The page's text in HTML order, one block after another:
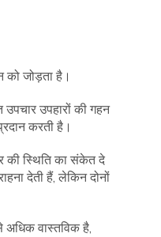
को जोड़ता है।
उपचार उपहारों की गहन
करती है।
की स्थिति का संकेत दे
देती हैं, लेकिन दोनों
वास्तविक है,